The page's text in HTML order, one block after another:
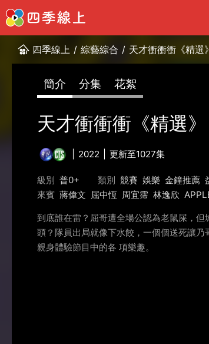
四季線上 / 綜藝綜合 / 天才衝衝衝《精選》
簡介 分集 花絮
天才衝衝衝《精選》
2022 更新至1027集
級別 普0+ 類別 競賽 娛樂 金鐘推薦
來賓 蔣偉文 屈中恆 周宜霈 林逸欣
到底誰在雷？屈哥遭全場公認為老鼠屎，
頭？隊員出局就像下水餃，一個個送死讓
親身體驗節目中的各 項樂趣。